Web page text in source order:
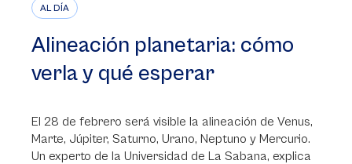
AL DÍA
Alineación planetaria: cómo
verla y qué esperar
El 28 de febrero será visible la alineación de Venus,
Marte, Júpiter, Saturno, Urano, Neptuno y Mercurio.
Un experto de la Universidad de La Sabana, explica